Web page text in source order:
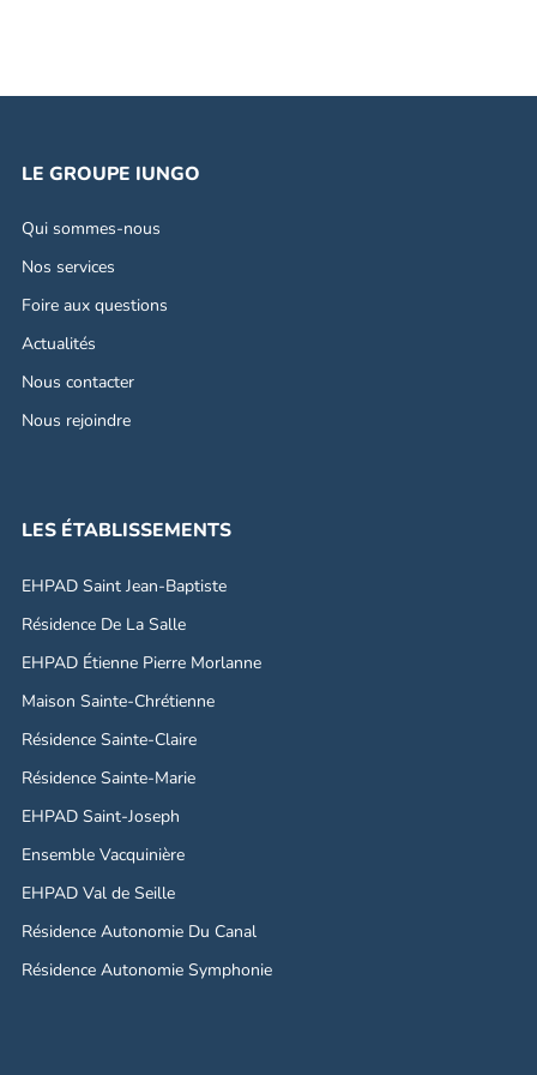
LE GROUPE IUNGO
Qui sommes-nous
Nos services
Foire aux questions
Actualités
Nous contacter
Nous rejoindre
LES ÉTABLISSEMENTS
EHPAD Saint Jean-Baptiste
Résidence De La Salle
EHPAD Étienne Pierre Morlanne
Maison Sainte-Chrétienne
Résidence Sainte-Claire
Résidence Sainte-Marie
EHPAD Saint-Joseph
Ensemble Vacquinière
EHPAD Val de Seille
Résidence Autonomie Du Canal
Résidence Autonomie Symphonie